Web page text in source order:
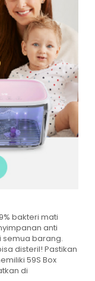
bakteri mati
anti
semua barang.
disteril! Pastikan
59S Box
di